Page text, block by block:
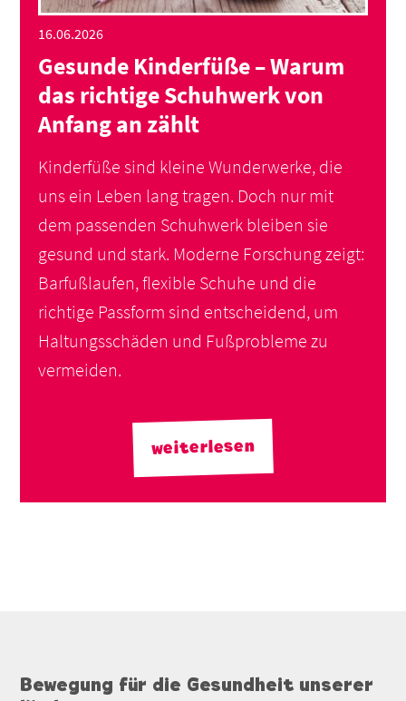
16.06.2026
Gesunde Kinderfüße – Warum
das richtige Schuhwerk von
Anfang an zählt
Kinderfüße sind kleine Wunderwerke, die
uns ein Leben lang tragen. Doch nur mit
dem passenden Schuhwerk bleiben sie
gesund und stark. Moderne Forschung zeigt:
Barfußlaufen, flexible Schuhe und die
richtige Passform sind entscheidend, um
Haltungsschäden und Fußprobleme zu
vermeiden.
weiterlesen
Bewegung für die Gesundheit unserer